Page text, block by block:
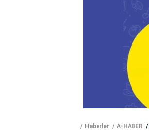
Haberler A-HABER